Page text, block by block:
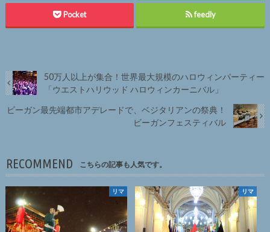
Pocket feedly
50万人以上が集合！世界最大規模のハロウィンパーティー
「ウエストハリウッド ハロウィンカーニバル」
ビーガン最先端都市アデレードで、ベジタリアンの祭典！
ビーガンフェスティバル
RECOMMEND こちらの記事も人気です。
リマ リマ